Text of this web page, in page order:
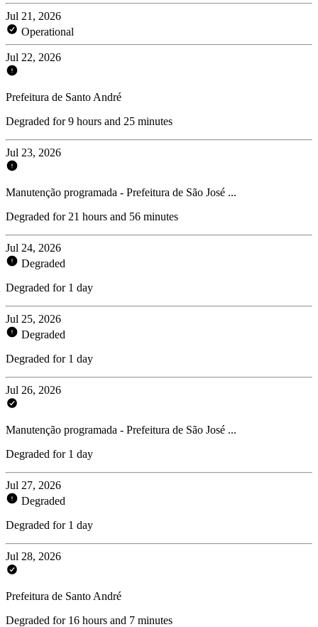
Jul 21, 2026
Operational
Jul 22, 2026
Prefeitura de Santo André
Degraded for 9 hours and 25 minutes
Jul 23, 2026
Manutenção programada - Prefeitura de São José ...
Degraded for 21 hours and 56 minutes
Jul 24, 2026
Degraded
Degraded for 1 day
Jul 25, 2026
Degraded
Degraded for 1 day
Jul 26, 2026
Manutenção programada - Prefeitura de São José ...
Degraded for 1 day
Jul 27, 2026
Degraded
Degraded for 1 day
Jul 28, 2026
Prefeitura de Santo André
Degraded for 16 hours and 7 minutes